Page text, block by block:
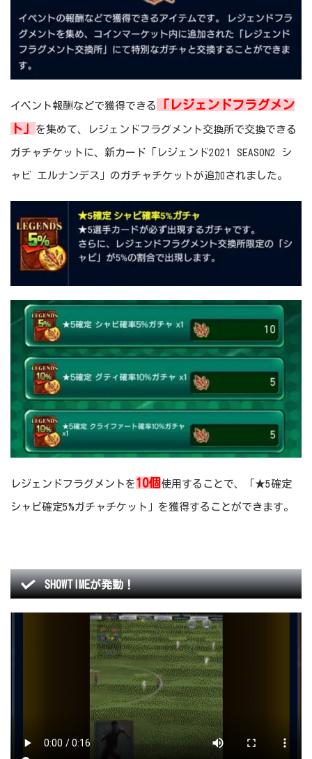
イベント報酬などで獲得できる
「レジェンドフラグメン
ト」
を集めて、レジェンドフラグメント交換所で交換できる
ガチャチケットに、新カード「レジェンド2021 SEASON2 シ
ャビ エルナンデス」のガチャチケットが追加されました。
レジェンドフラグメントを10個 使用することで、「★5確定
シャビ確定5%ガチャチケット」を獲得することができます。
SHOWTIMEが発動！